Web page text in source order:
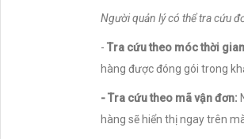
Người quản lý có thể tra cứu
- Tra cứu theo móc thời
hàng được đóng gói trong
- Tra cứu theo mã vận đơn:
hàng sẽ hiển thị ngay trên